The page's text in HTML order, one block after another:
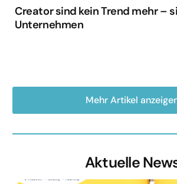
Creator sind kein Trend mehr –
Unternehmen
Mehr Artikel
Aktuelle